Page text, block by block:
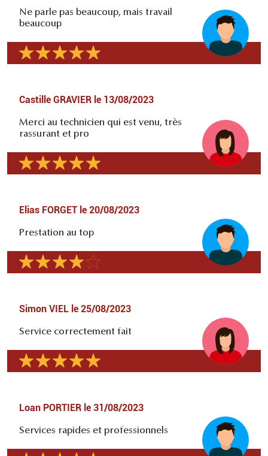
Ne parle pas beaucoup, mais travail
beaucoup
Castille GRAVIER le 13/08/2023
Merci au technicien qui est venu, très
rassurant et pro
Elias FORGET le 20/08/2023
Prestation au top
Simon VIEL le 25/08/2023
Service correctement fait
Loan PORTIER le 31/08/2023
Services rapides et professionnels